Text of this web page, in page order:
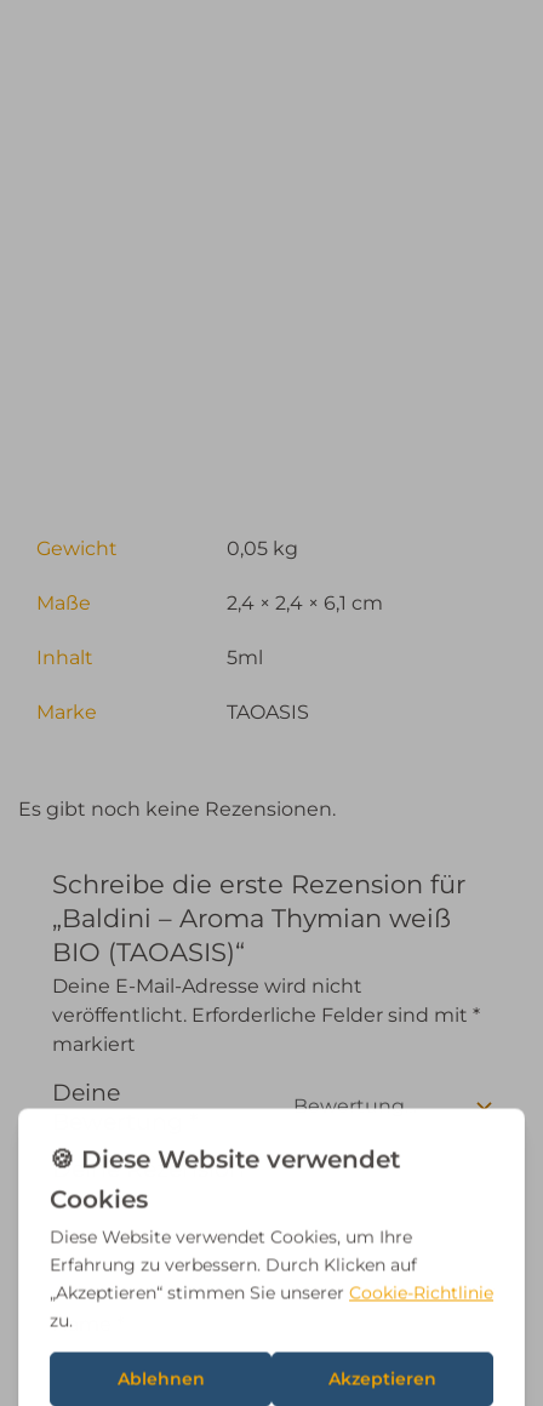
Gewicht 0,05 kg
Maße 2,4 × 2,4 × 6,1 cm
Inhalt 5ml
Marke TAOASIS
Es gibt noch keine Rezensionen.
Schreibe die erste Rezension für
„Baldini – Aroma Thymian weiß
BIO (TAOASIS)“
Deine E-Mail-Adresse wird nicht
veröffentlicht. Erforderliche Felder sind mit *
markiert
Deine
Deine Rezension*
Name